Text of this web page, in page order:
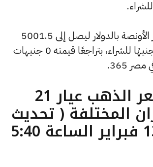
كما انخفض سعر الأونصة بالدولار ليصل إلى 5001.5
جنيهًا للبيع و0 جنيهًا للشراء، بتراجعًا قيمته 0 جنيهات
365.
ما هو سعر الذهب عيار 21
المختلفة ( تحديث
الجمعة 13 فبراير الساعة 5:40